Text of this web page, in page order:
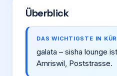
Überblick
DAS WICHTIGSTE IN
galata – sisha lounge
Amriswil, Poststrasse.